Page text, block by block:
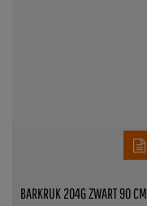
BARKRUK 204G ZWART 90 CM